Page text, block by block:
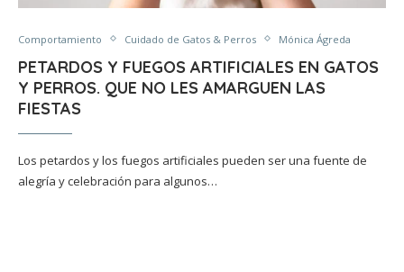
Comportamiento Cuidado de Gatos & Perros Mónica Ágreda
PETARDOS Y FUEGOS ARTIFICIALES EN GATOS
Y PERROS. QUE NO LES AMARGUEN LAS
FIESTAS
Los petardos y los fuegos artificiales pueden ser una fuente de
alegría y celebración para algunos…